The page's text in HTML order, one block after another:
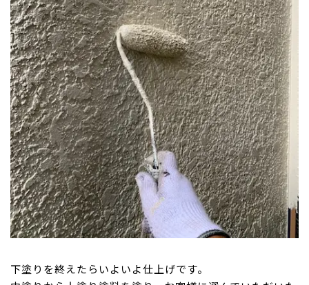
下塗りを終えたらいよいよ仕上げです。